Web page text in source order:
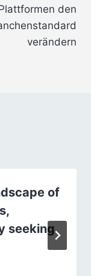
den
verändern
of
seeking